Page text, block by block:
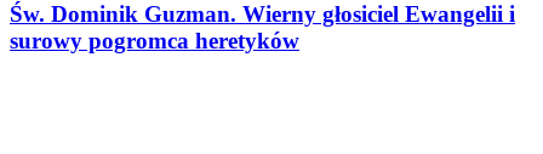
Św. Dominik Guzman. Wierny głosiciel Ewangelii i
surowy pogromca heretyków